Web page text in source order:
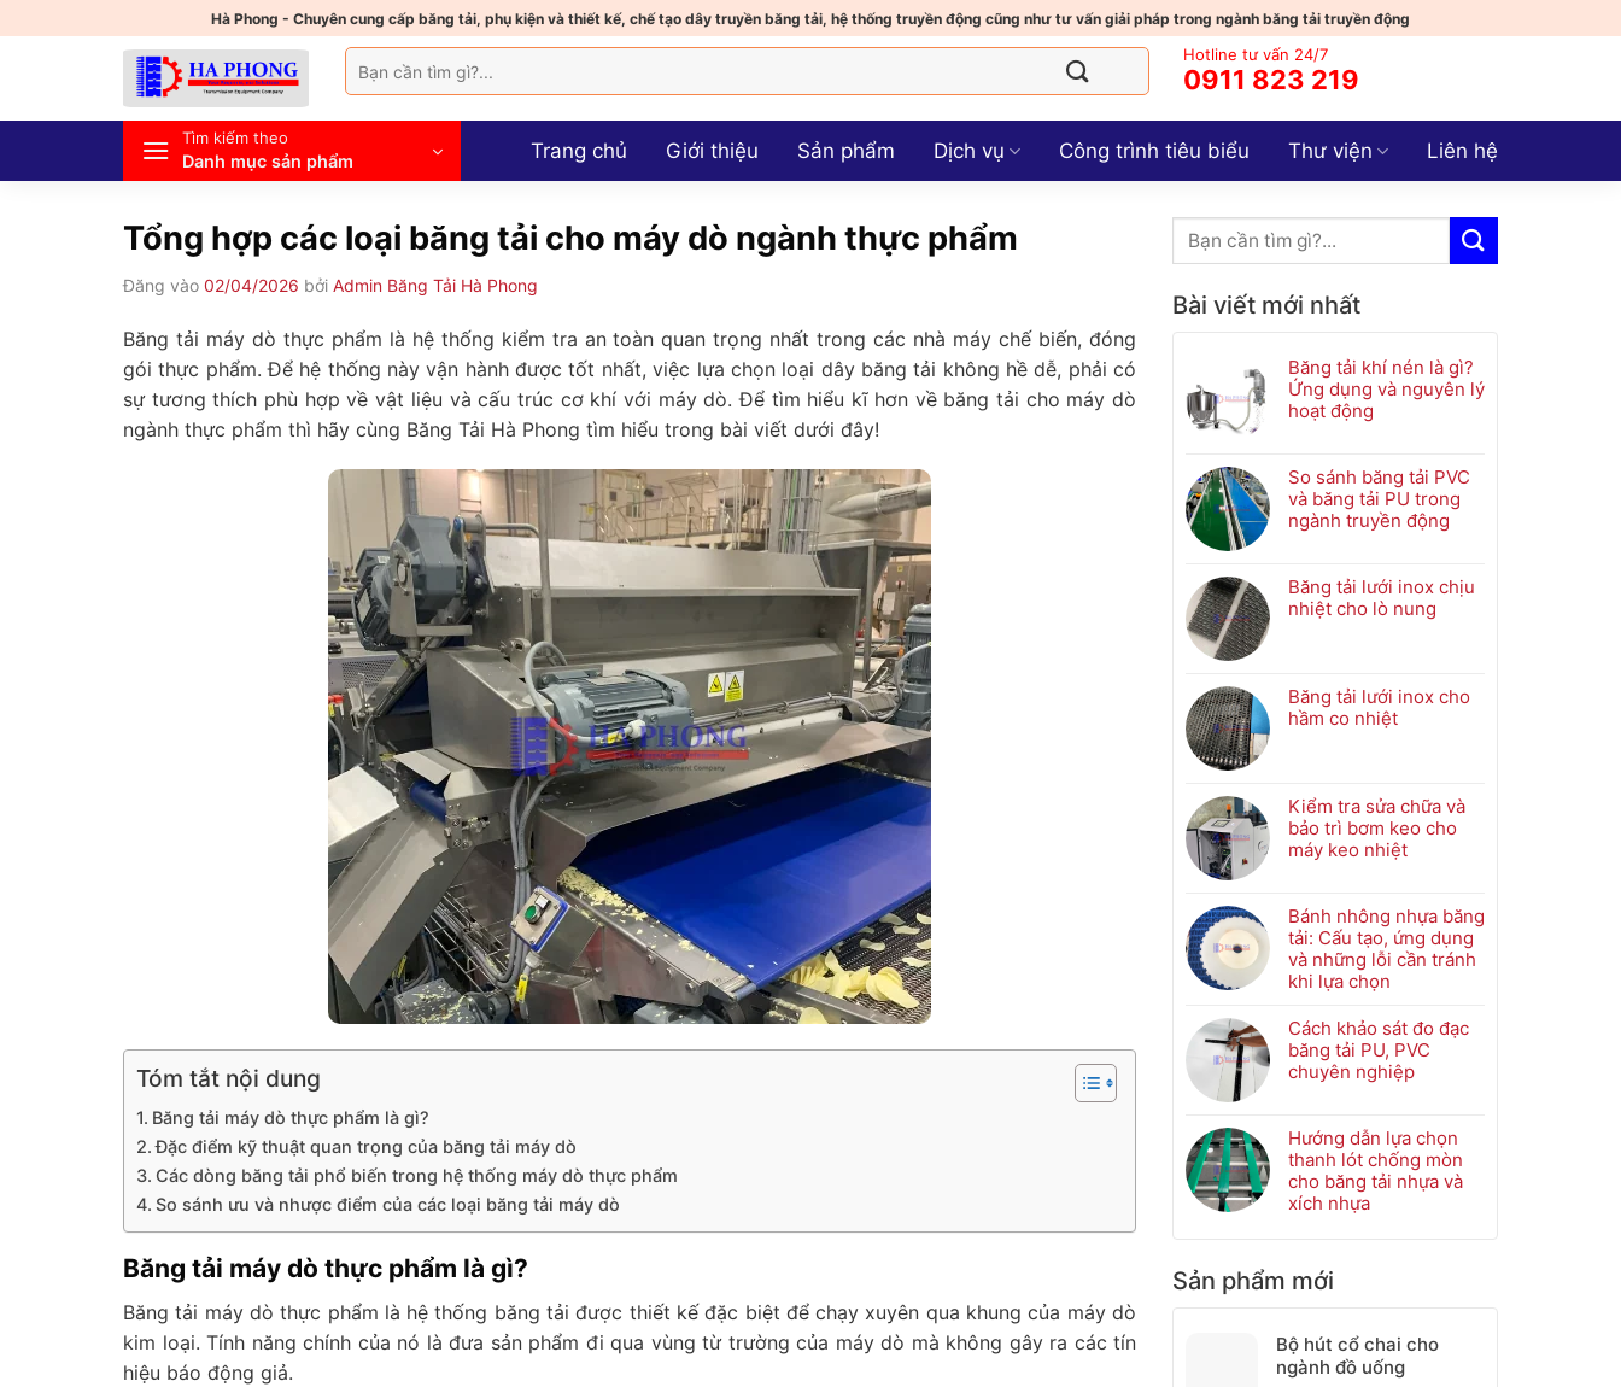
qua
Hà Phong - Chuyên cung cấp băng tải, phụ kiện và thiết kế, chế tạo dây truyền băng tải, hệ thống truyền động cũng như tư vấn giải pháp trong ngành băng tải truyền động
kiếm:
Hotline tư vấn 24/7
0911 823 219
Tìm kiếm theo
Danh mục sản phẩm Trang chủ Giới thiệu Sản phẩm Dịch vụ Công trình tiêu biểu Thư viện Liên hệ
Tổng hợp các loại băng tải cho máy dò ngành thực phẩm
Đăng vào 02/04/2026 bởi Admin Băng Tải Hà Phong
Băng tải máy dò thực phẩm là hệ thống kiểm tra an toàn quan trọng nhất trong các nhà máy chế biến, đóng
gói thực phẩm. Để hệ thống này vận hành được tốt nhất, việc lựa chọn loại dây băng tải không hề dễ, phải có
sự tương thích phù hợp về vật liệu và cấu trúc cơ khí với máy dò. Để tìm hiểu kĩ hơn về băng tải cho máy dò
ngành thực phẩm thì hãy cùng Băng Tải Hà Phong tìm hiểu trong bài viết dưới đây!
Tóm tắt nội dung
Băng tải máy dò thực phẩm là gì?
Đặc điểm kỹ thuật quan trọng của băng tải máy dò
Các dòng băng tải phổ biến trong hệ thống máy dò thực phẩm
So sánh ưu và nhược điểm của các loại băng tải máy dò
Băng tải máy dò thực phẩm là gì?
Băng tải máy dò thực phẩm là hệ thống băng tải được thiết kế đặc biệt để chạy xuyên qua khung của máy dò
kim loại. Tính năng chính của nó là đưa sản phẩm đi qua vùng từ trường của máy dò mà không gây ra các tín
hiệu báo động giả.
Bài viết mới nhất
Băng tải khí nén là gì?
Ứng dụng và nguyên lý
hoạt động
bình
luận
ở
Băng
khí
nén
dụng
và
nguyên
động
So sánh băng tải PVC
và băng tải PU trong
ngành truyền động
bình
luận
băng
tải
tải
PU
trong
ngành
động
Băng tải lưới inox chịu
nhiệt cho lò nung
luận
ở
inox
chịu
nhiệt
cho
nung
Băng tải lưới inox cho
hầm co nhiệt
luận
ở
Băng
inox
cho
hầm
co
nhiệt
Kiểm tra sửa chữa và
bảo trì bơm keo cho
máy keo nhiệt
bình
luận
ở
Kiểm
sửa
chữa
và
bảo
bơm
keo
cho
máy
keo
Bánh nhông nhựa băng
tải: Cấu tạo, ứng dụng
và những lỗi cần tránh
khi lựa chọn
có
bình
luận
ở
nhông
nhựa
băng
tải:
Cấu
dụng
lỗi
cần
Cách khảo sát đo đạc
băng tải PU, PVC
chuyên nghiệp
bình
luận
ở
Cách
đạc
PU,
PVC
Hướng dẫn lựa chọn
thanh lót chống mòn
cho băng tải nhựa và
xích nhựa
bình
luận
Hướng
dẫn
lựa
Sản phẩm mới
Bộ hút cổ chai cho
ngành đồ uống